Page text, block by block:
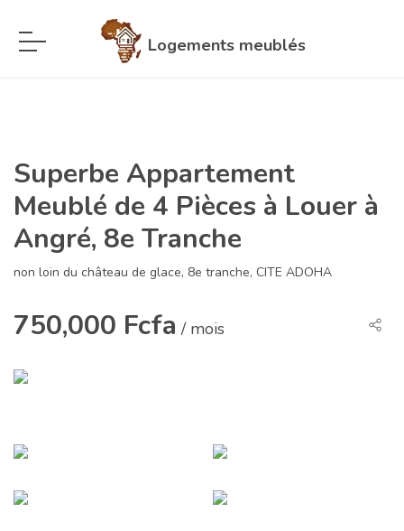
Logements meublés
Superbe Appartement
Meublé de 4 Pièces à Louer à
Angré, 8e Tranche
non loin du château de glace, 8e tranche, CITE ADOHA
750,000 Fcfa / mois